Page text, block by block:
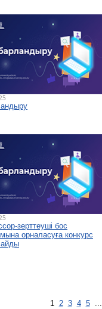
зерттеуші бос
орналасуға конкурс
1 2 3 4 5